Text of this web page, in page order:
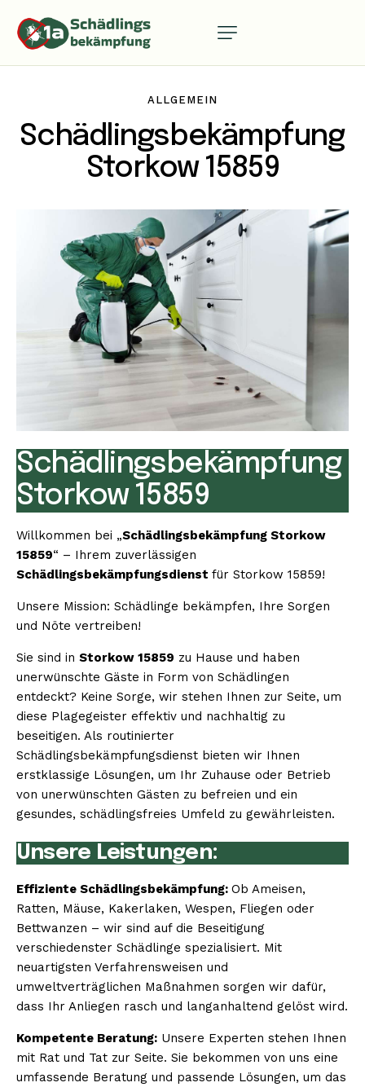
ALLGEMEIN
Schädlingsbekämpfung
Storkow 15859
Schädlingsbekämpfung
Storkow 15859
Willkommen bei „Schädlingsbekämpfung Storkow
15859“ – Ihrem zuverlässigen
Schädlingsbekämpfungsdienst für Storkow 15859!
Unsere Mission: Schädlinge bekämpfen, Ihre Sorgen
und Nöte vertreiben!
Sie sind in Storkow 15859 zu Hause und haben
unerwünschte Gäste in Form von Schädlingen
entdeckt? Keine Sorge, wir stehen Ihnen zur Seite, um
diese Plagegeister effektiv und nachhaltig zu
beseitigen. Als routinierter
Schädlingsbekämpfungsdienst bieten wir Ihnen
erstklassige Lösungen, um Ihr Zuhause oder Betrieb
von unerwünschten Gästen zu befreien und ein
gesundes, schädlingsfreies Umfeld zu gewährleisten.
Unsere Leistungen:
Effiziente Schädlingsbekämpfung: Ob Ameisen,
Ratten, Mäuse, Kakerlaken, Wespen, Fliegen oder
Bettwanzen – wir sind auf die Beseitigung
verschiedenster Schädlinge spezialisiert. Mit
neuartigsten Verfahrensweisen und
umweltverträglichen Maßnahmen sorgen wir dafür,
dass Ihr Anliegen rasch und langanhaltend gelöst wird.
Kompetente Beratung: Unsere Experten stehen Ihnen
mit Rat und Tat zur Seite. Sie bekommen von uns eine
umfassende Beratung und passende Lösungen, um das